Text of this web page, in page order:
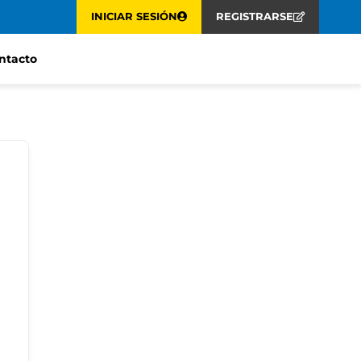
INICIAR SESIÓN REGISTRARSE